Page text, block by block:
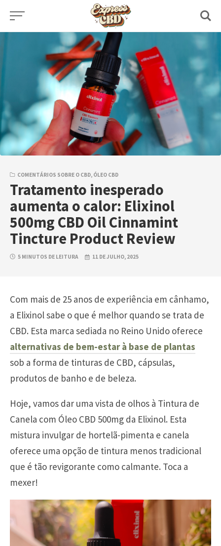
Skip
COMENTÁRIOS SOBRE O CBD, ÓLEO CBD
Tratamento inesperado
aumenta o calor: Elixinol
500mg CBD Oil Cinnamint
Tincture Product Review
5 MINUTOS DE LEITURA 11 DE JULHO, 2025
Com mais de 25 anos de experiência em cânhamo,
a Elixinol sabe o que é melhor quando se trata de
CBD. Esta marca sediada no Reino Unido oferece
alternativas de bem-estar à base de plantas
sob a forma de tinturas de CBD, cápsulas,
produtos de banho e de beleza.
Hoje, vamos dar uma vista de olhos à Tintura de
Canela com Óleo CBD 500mg da Elixinol. Esta
mistura invulgar de hortelã-pimenta e canela
oferece uma opção de tintura menos tradicional
que é tão revigorante como calmante. Toca a
mexer!